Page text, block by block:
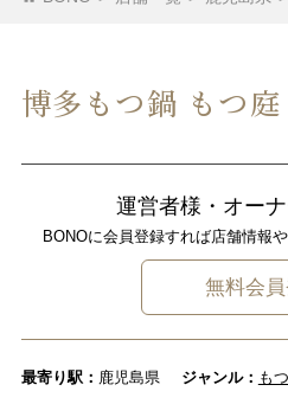
博多もつ鍋 もつ庭
運営者様・オー
BONOに会員登録すれば店舗情報
無料会
最寄り駅： 鹿児島県 ジャンル： も